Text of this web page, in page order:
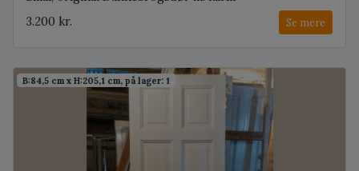
3.200 kr.
Se mere
B:84,5 cm x H:205,1 cm, på lager: 1